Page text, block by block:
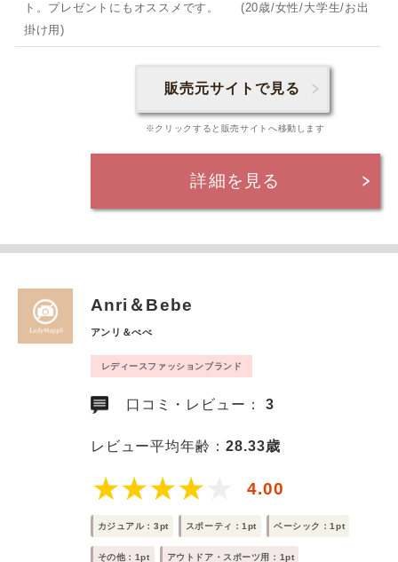
ト。プレゼントにもオススメです。 (20歳/女性/大学生/お出
掛け用)
販売元サイトで見る
※クリックすると販売サイトへ移動します
詳細を見る
Anri＆Bebe
アンリ＆べべ
レディースファッションブランド
口コミ・レビュー：3
レビュー平均年齢：28.33歳
4.00
カジュアル：3pt スポーティ：1pt ベーシック：1pt
その他：1pt アウトドア・スポーツ用：1pt